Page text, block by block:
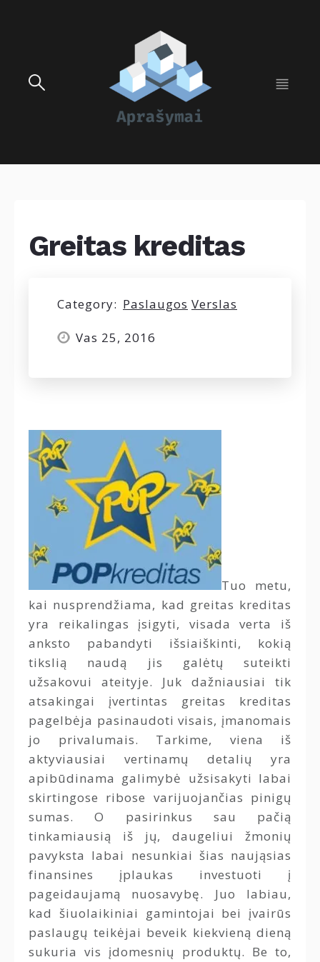
Greitas kreditas
Category: Paslaugos Verslas
Vas 25, 2016
Tuo metu,
kai nusprendžiama, kad greitas kreditas
yra reikalingas įsigyti, visada verta iš
anksto pabandyti išsiaiškinti, kokią
tikslią naudą jis galėtų suteikti
užsakovui ateityje. Juk dažniausiai tik
atsakingai įvertintas greitas kreditas
pagelbėja pasinaudoti visais, įmanomais
jo privalumais. Tarkime, viena iš
aktyviausiai vertinamų detalių yra
apibūdinama galimybė užsisakyti labai
skirtingose ribose varijuojančias pinigų
sumas. O pasirinkus sau pačią
tinkamiausią iš jų, daugeliui žmonių
pavyksta labai nesunkiai šias naująsias
finansines įplaukas investuoti į
pageidaujamą nuosavybę. Juo labiau,
kad šiuolaikiniai gamintojai bei įvairūs
paslaugų teikėjai beveik kiekvieną dieną
sukuria vis įdomesnių produktų. Be to,